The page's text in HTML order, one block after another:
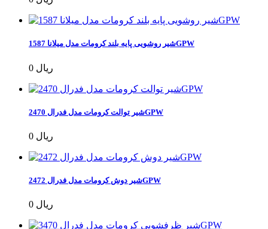
شیر روشویی پایه بلند کرومات مدل میلانا 1587GPW
0 ریال
شیر توالت کرومات مدل فدرال 2470GPW
0 ریال
شیر دوش کرومات مدل فدرال 2472GPW
0 ریال